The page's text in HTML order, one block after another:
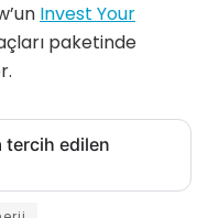
Invest Your
paketinde
tercih edilen